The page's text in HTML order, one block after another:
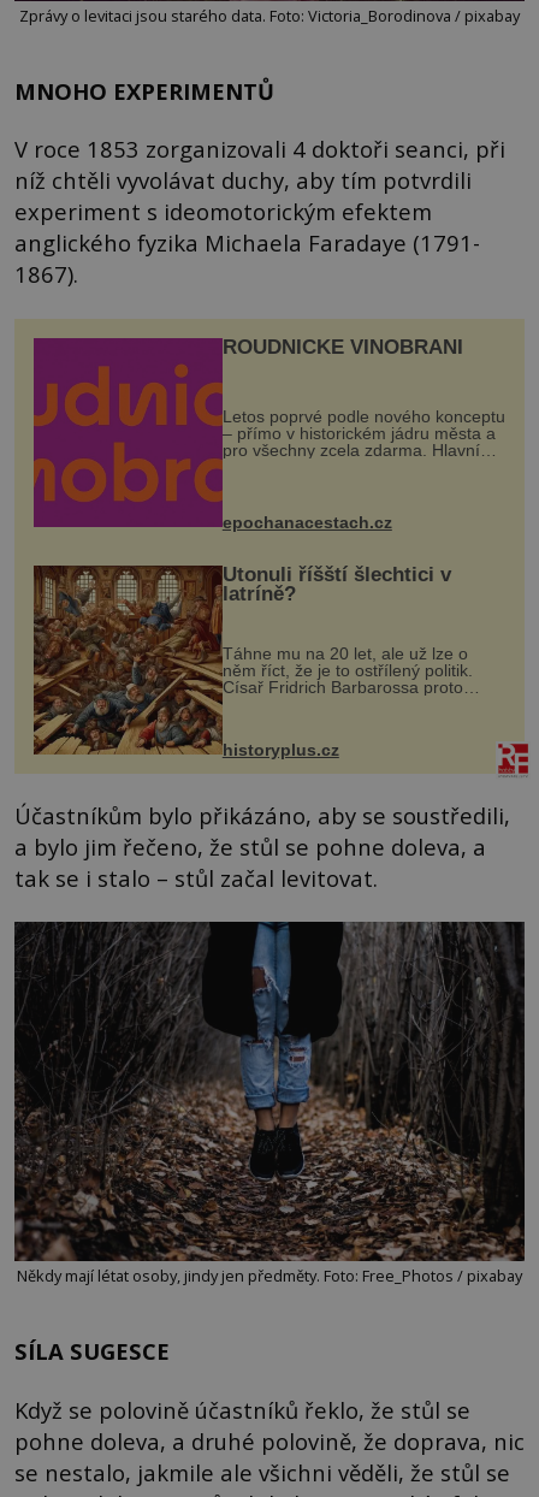
Zprávy o levitaci jsou starého data. Foto: Victoria_Borodinova / pixabay
MNOHO EXPERIMENTŮ
V roce 1853 zorganizovali 4 doktoři seanci, při
níž chtěli vyvolávat duchy, aby tím potvrdili
experiment s ideomotorickým efektem
anglického fyzika Michaela Faradaye (1791-
1867).
ROUDNICKÉ VINOBRANÍ
Letos poprvé podle nového konceptu
– přímo v historickém jádru města a
pro všechny zcela zdarma. Hlavní
program se odehraje na Karlově a
mohou těšit na víno, burčák, pes...
epochanacestach.cz
Utonuli říšští šlechtici v
latríně?
Táhne mu na 20 let, ale už lze o
něm říct, že je to ostřílený politik.
Císař Fridrich Barbarossa proto
posílá svého syna a dědice Jindřicha
VI. do Erfurtu, aby se stal
prostředníkem při řešení sporu m...
historyplus.cz
Účastníkům bylo přikázáno, aby se soustředili,
a bylo jim řečeno, že stůl se pohne doleva, a
tak se i stalo – stůl začal levitovat.
Někdy mají létat osoby, jindy jen předměty. Foto: Free_Photos / pixabay
SÍLA SUGESCE
Když se polovině účastníků řeklo, že stůl se
pohne doleva, a druhé polovině, že doprava, nic
se nestalo, jakmile ale všichni věděli, že stůl se